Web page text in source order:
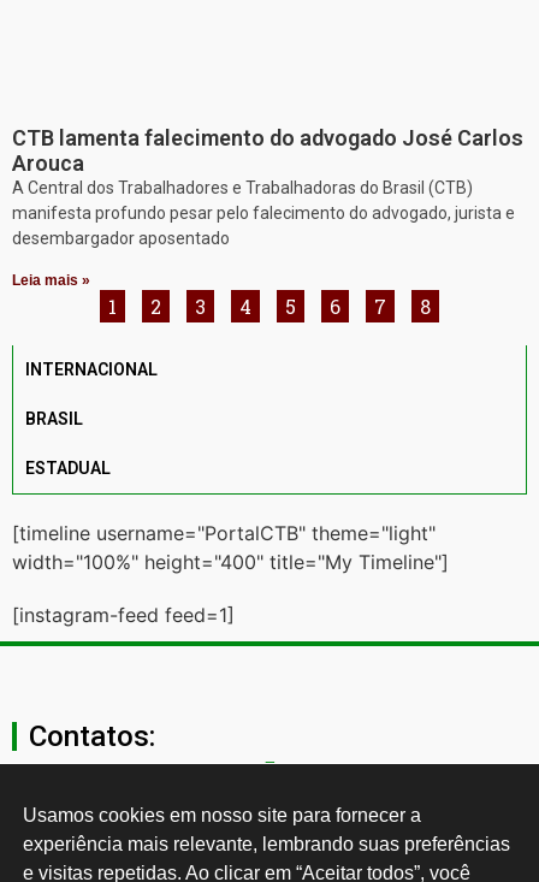
CTB lamenta falecimento do advogado José Carlos
Arouca
A Central dos Trabalhadores e Trabalhadoras do Brasil (CTB)
manifesta profundo pesar pelo falecimento do advogado, jurista e
desembargador aposentado
Leia mais »
1 2 3 4 5 6 7 8
INTERNACIONAL
BRASIL
ESTADUAL
[timeline username="PortalCTB" theme="light"
width="100%" height="400" title="My Timeline"]
[instagram-feed feed=1]
Contatos:
secgeral@ctb.org.br
11 3874-0040
Usamos cookies em nosso site para fornecer a
experiência mais relevante, lembrando suas preferências
e visitas repetidas. Ao clicar em “Aceitar todos”, você